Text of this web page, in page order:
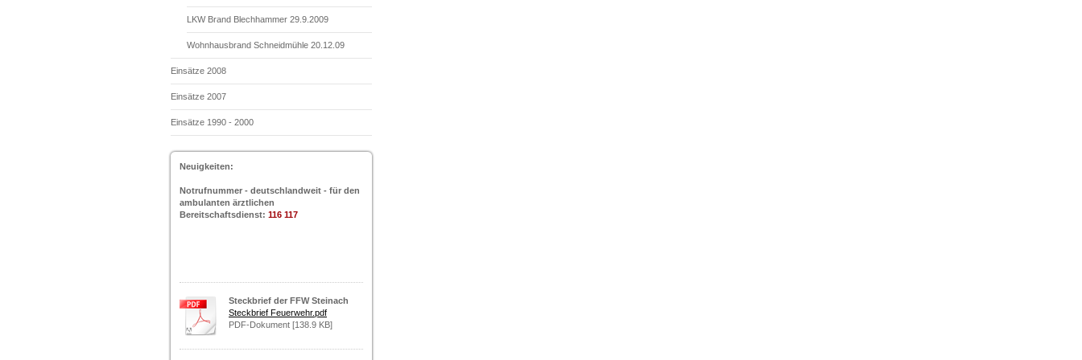
LKW Brand Blechhammer 29.9.2009
Wohnhausbrand Schneidmühle 20.12.09
Einsätze 2008
Einsätze 2007
Einsätze 1990 - 2000
Neuigkeiten:
Notrufnummer - deutschlandweit - für den
ambulanten ärztlichen
Bereitschaftsdienst: 116 117
Steckbrief der FFW Steinach
Steckbrief Feuerwehr.pdf
PDF-Dokument [138.9 KB]